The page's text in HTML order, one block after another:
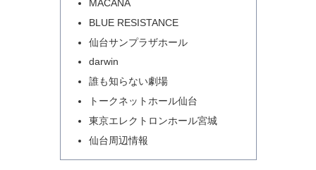
MACANA
BLUE RESISTANCE
仙台サンプラザホール
darwin
誰も知らない劇場
トークネットホール仙台
東京エレクトロンホール宮城
仙台周辺情報